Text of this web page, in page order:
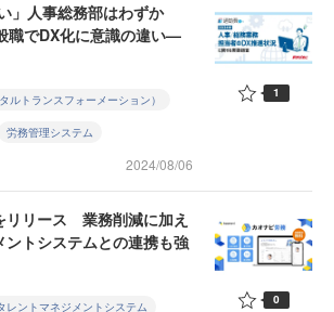
」人事総務部はわずか
でDX化に意識の違い—
ルトランスフォーメーション）
労務管理システム
2024/08/06
1
リリース 業務削減に加え
トシステムとの連携も強
レントマネジメントシステム 0